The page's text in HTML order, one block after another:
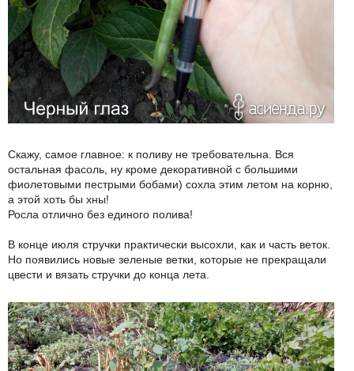
Скажу, самое главное: к поливу не требовательна. Вся
остальная фасоль, ну кроме декоративной с большими
фиолетовыми пестрыми бобами) сохла этим летом на корню,
а этой хоть бы хны!
Росла отлично без единого полива!
В конце июля стручки практически высохли, как и часть веток.
Но появились новые зеленые ветки, которые не прекращали
цвести и вязать стручки до конца лета.